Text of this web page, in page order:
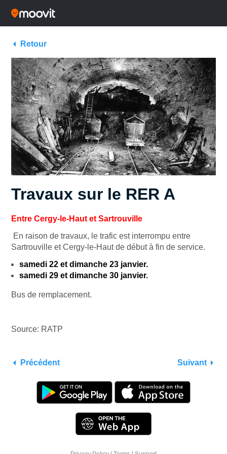
Retour
Travaux sur le RER A
Entre Cergy-le-Haut et Sartrouville
En raison de travaux, le trafic est interrompu entre
Sartrouville et Cergy-le-Haut de début à fin de service.
samedi 22 et dimanche 23 janvier.
samedi 29 et dimanche 30 janvier.
Bus de remplacement.
Source: RATP
Précédent Suivant